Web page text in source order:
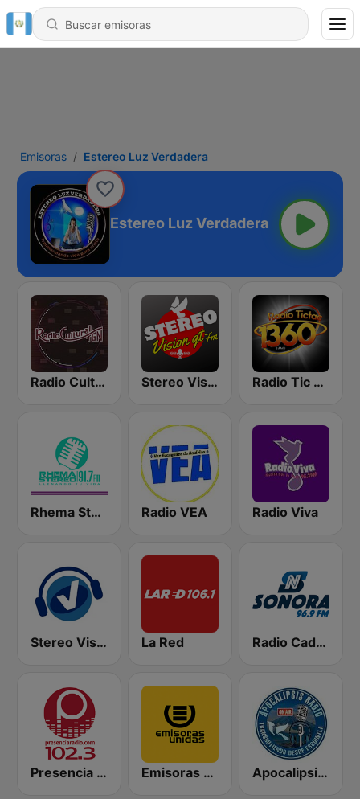
Emisoras Estereo Luz Verdadera
Estereo Luz Verdadera
Radio Cultural TGN Stereo Vision Radio Tic Tac Guatemala
Rhema Stereo Radio VEA Radio Viva
Stereo Visión Guatemala La Red Radio Cadena Sonora
Presencia Radio Emisoras Unidas Apocalipsis Radio